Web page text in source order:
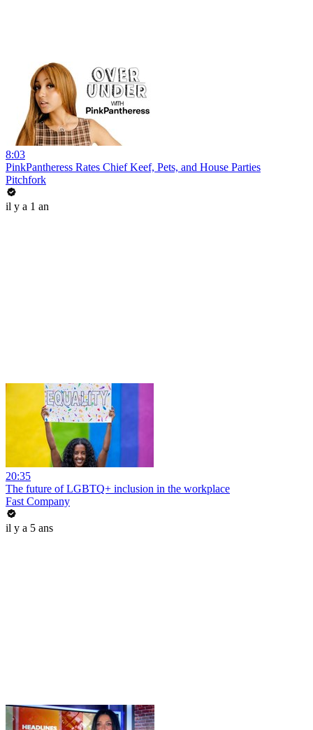
8:03
PinkPantheress Rates Chief Keef, Pets, and House Parties
Pitchfork
il y a 1 an
20:35
The future of LGBTQ+ inclusion in the workplace
Fast Company
il y a 5 ans